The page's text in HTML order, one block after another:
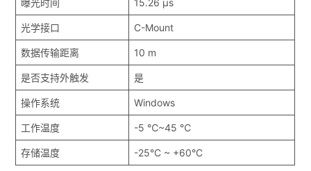
曝光时间 15.26 μs
光学接口 C-Mount
数据传输距离 10 m
是否支持外触发 是
操作系统 Windows
工作温度 -5 ℃~45 ℃
存储温度 -25°C ~ +60°C